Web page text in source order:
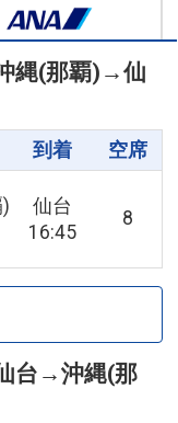
縄(那覇) →仙
到着 空席
仙台
16:45
8
台 →沖縄(那